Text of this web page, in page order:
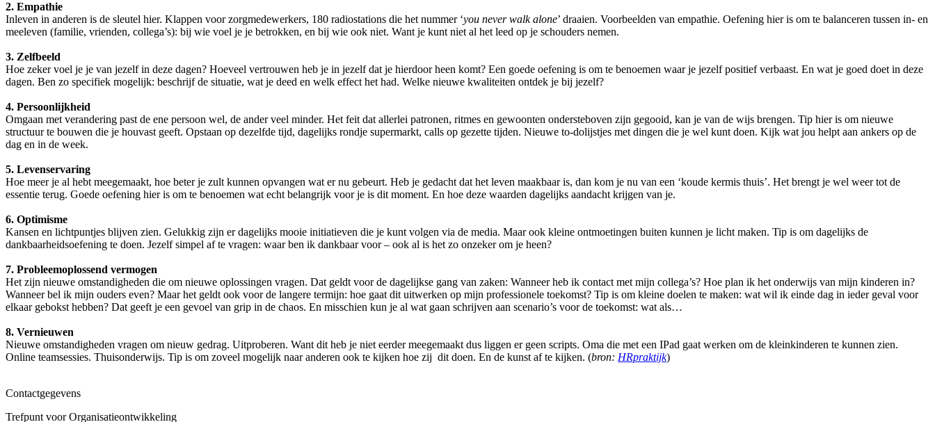
2. Empathie
Inleven in anderen is de sleutel hier. Klappen voor zorgmedewerkers, 180 radiostations die het nummer ‘you never walk alone’ draaien. Voorbeelden van empathie. Oefening hier is om te balanceren tussen in- en
meeleven (familie, vrienden, collega’s): bij wie voel je je betrokken, en bij wie ook niet. Want je kunt niet al het leed op je schouders nemen.
3. Zelfbeeld
Hoe zeker voel je je van jezelf in deze dagen? Hoeveel vertrouwen heb je in jezelf dat je hierdoor heen komt? Een goede oefening is om te benoemen waar je jezelf positief verbaast. En wat je goed doet in deze
dagen. Ben zo specifiek mogelijk: beschrijf de situatie, wat je deed en welk effect het had. Welke nieuwe kwaliteiten ontdek je bij jezelf?
4. Persoonlijkheid
Omgaan met verandering past de ene persoon wel, de ander veel minder. Het feit dat allerlei patronen, ritmes en gewoonten ondersteboven zijn gegooid, kan je van de wijs brengen. Tip hier is om nieuwe
structuur te bouwen die je houvast geeft. Opstaan op dezelfde tijd, dagelijks rondje supermarkt, calls op gezette tijden. Nieuwe to-dolijstjes met dingen die je wel kunt doen. Kijk wat jou helpt aan ankers op de
dag en in de week.
5. Levenservaring
Hoe meer je al hebt meegemaakt, hoe beter je zult kunnen opvangen wat er nu gebeurt. Heb je gedacht dat het leven maakbaar is, dan kom je nu van een ‘koude kermis thuis’. Het brengt je wel weer tot de
essentie terug. Goede oefening hier is om te benoemen wat echt belangrijk voor je is dit moment. En hoe deze waarden dagelijks aandacht krijgen van je.
6. Optimisme
Kansen en lichtpuntjes blijven zien. Gelukkig zijn er dagelijks mooie initiatieven die je kunt volgen via de media. Maar ook kleine ontmoetingen buiten kunnen je licht maken. Tip is om dagelijks de
dankbaarheidsoefening te doen. Jezelf simpel af te vragen: waar ben ik dankbaar voor – ook al is het zo onzeker om je heen?
7. Probleemoplossend vermogen
Het zijn nieuwe omstandigheden die om nieuwe oplossingen vragen. Dat geldt voor de dagelijkse gang van zaken: Wanneer heb ik contact met mijn collega’s? Hoe plan ik het onderwijs van mijn kinderen in?
Wanneer bel ik mijn ouders even? Maar het geldt ook voor de langere termijn: hoe gaat dit uitwerken op mijn professionele toekomst? Tip is om kleine doelen te maken: wat wil ik einde dag in ieder geval voor
elkaar gebokst hebben? Dat geeft je een gevoel van grip in de chaos. En misschien kun je al wat gaan schrijven aan scenario’s voor de toekomst: wat als…
8. Vernieuwen
Nieuwe omstandigheden vragen om nieuw gedrag. Uitproberen. Want dit heb je niet eerder meegemaakt dus liggen er geen scripts. Oma die met een IPad gaat werken om de kleinkinderen te kunnen zien.
Online teamsessies. Thuisonderwijs. Tip is om zoveel mogelijk naar anderen ook te kijken hoe zij dit doen. En de kunst af te kijken. (bron: HRpraktijk)
Contactgegevens
Trefpunt voor Organisatieontwikkeling